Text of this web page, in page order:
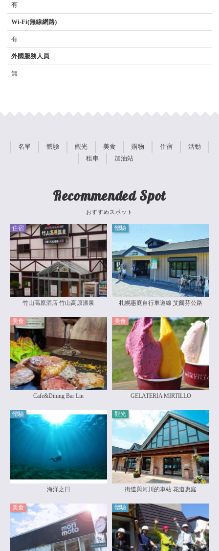
有
Wi-Fi(無線網路)
有
外國服務人員
無
名單 體驗 觀光 美食 購物 住宿
活動
租車
加油站
Recommended Spot
おすすめスポット
住宿
竹山高原酒店 竹山高原溫泉
體驗
札幌惠庭自行車道線 艾爾芬公路
美食
Cafe&Dining Bar Lin
美食
GELATERIA MIRTILLO
體驗
海洋之日
觀光
街道與河川的車站 花道惠庭
美食 體驗